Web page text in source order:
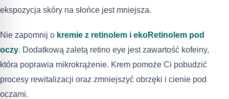
ekspozycja skóry na słońce jest mniejsza.
Nie zapomnij o kremie z retinolem i ekoRetinolem pod
oczy. Dodatkową zaletą retino eye jest zawartość kofeiny,
która poprawia mikrokrążenie. Krem pomoże Ci pobudzić
procesy rewitalizacji oraz zmniejszyć obrzęki i cienie pod
oczami.